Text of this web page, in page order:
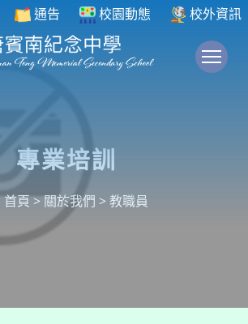
通告 校園動態 校外資訊
專業培訓
首頁>關於我們 >教職員